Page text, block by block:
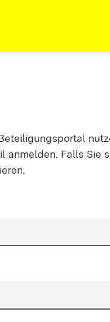
anmelden. Falls Sie